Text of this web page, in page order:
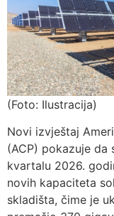
(Foto: Ilustracija)
Novi izvještaj
(ACP) pokazuje da
kvartalu 2026.
novih kapaciteta
skladišta, čime je